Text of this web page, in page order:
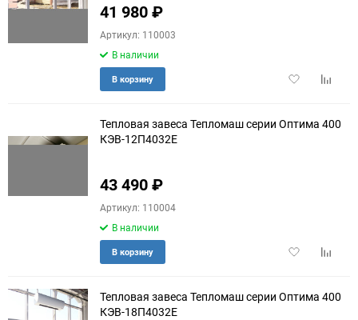
41 980₽
Артикул: 110003
В наличии
Добавить
В корзину
Тепловая завеса Тепломаш серии Оптима 400
КЭВ-12П4032E
43 490₽
Артикул: 110004
В наличии
Добавить
В корзину
Тепловая завеса Тепломаш серии Оптима 400
КЭВ-18П4032E